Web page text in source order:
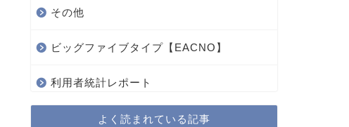
その他
ビッグファイブタイプ【EACNO】
利用者統計レポート
よく読まれている記事